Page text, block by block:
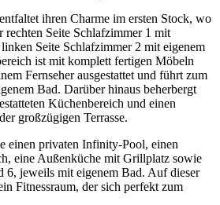
ihren Charme im ersten Stock, wo
rechten Seite Schlafzimmer 1 mit
Seite Schlafzimmer 2 mit eigenem
ist mit komplett fertigen Möbeln
Fernseher ausgestattet und führt zum
Bad. Darüber hinaus beherbergt
Küchenbereich und einen
großzügigen Terrasse.
einen privaten Infinity-Pool, einen
eine Außenküche mit Grillplatz sowie
6, jeweils mit eigenem Bad. Auf dieser
Fitnessraum, der sich perfekt zum